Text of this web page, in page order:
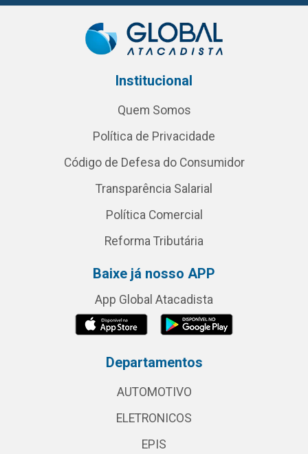
Institucional
Quem Somos
Política de Privacidade
Código de Defesa do Consumidor
Transparência Salarial
Política Comercial
Reforma Tributária
Baixe já nosso APP
App Global Atacadista
Departamentos
AUTOMOTIVO
ELETRONICOS
EPIS